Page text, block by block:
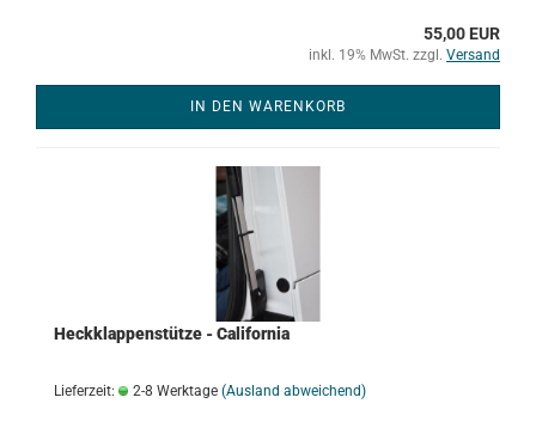
55,00 EUR
inkl. 19% MwSt. zzgl. Versand
IN DEN WARENKORB
Heckklappenstütze - California
Lieferzeit: 2-8 Werktage (Ausland abweichend)